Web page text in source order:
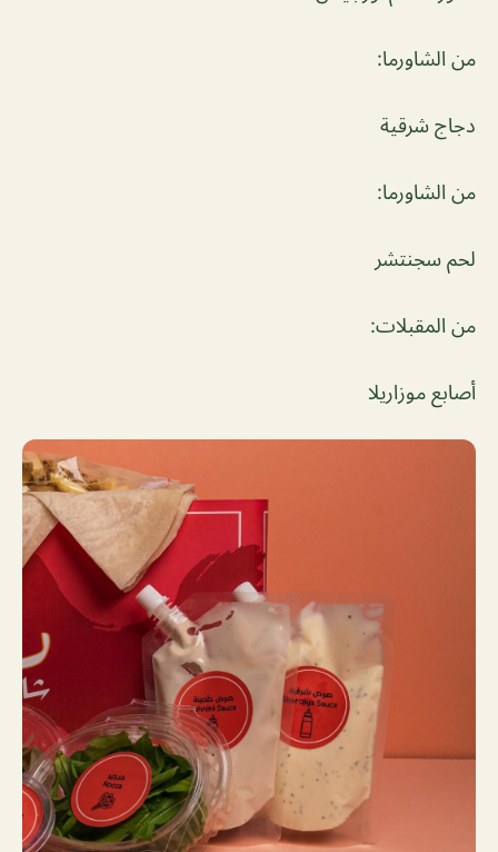
من الشاورما:
دجاج شرقية
من الشاورما:
لحم سجنتشر
من المقبلات:
أصابع موزاريلا